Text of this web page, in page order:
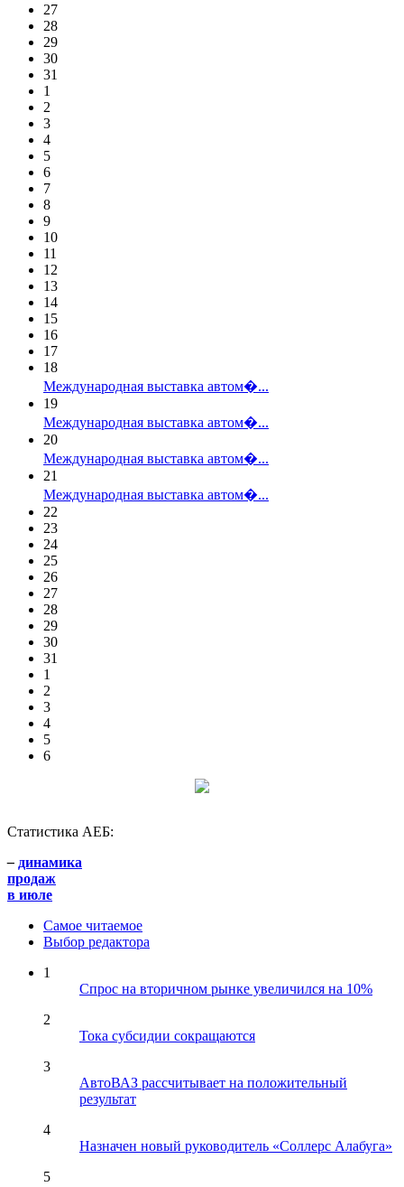
27
28
29
30
31
1
2
3
4
5
6
7
8
9
10
11
12
13
14
15
16
17
18
Международная выставка автом�...
19
Международная выставка автом�...
20
Международная выставка автом�...
21
Международная выставка автом�...
22
23
24
25
26
27
28
29
30
31
1
2
3
4
5
6
Статистика АЕБ:
– динамика
продаж
в июле
Самое читаемое
Выбор редактора
1
Спрос на вторичном рынке увеличился на 10%
2
Тока субсидии сокращаются
3
АвтоВАЗ рассчитывает на положительный
результат
4
Назначен новый руководитель «Соллерс Алабуга»
5